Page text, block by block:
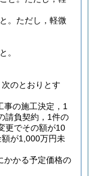
。 ただし，軽微
。
のとおりとす
事の施工決定，1
請負契約，1件の
更でその額が10
が1,000万円未
かかる予定価格の